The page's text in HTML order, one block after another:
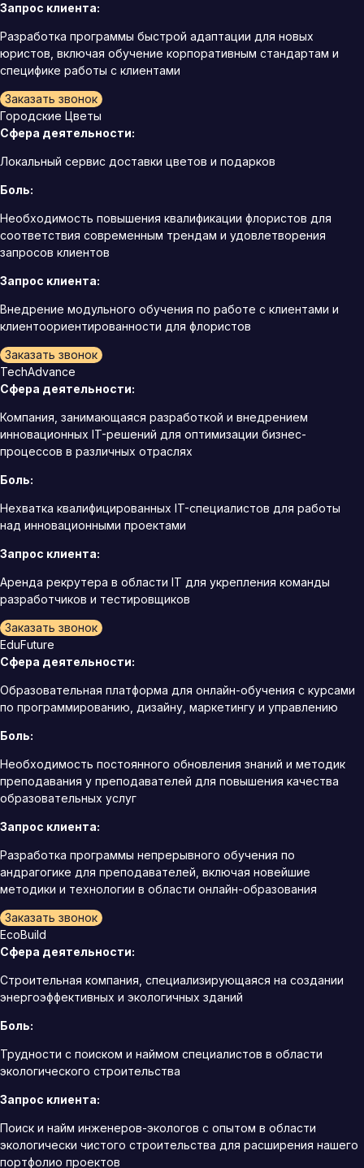
Запрос клиента:
Разработка программы быстрой адаптации для новых
юристов, включая обучение корпоративным стандартам и
специфике работы с клиентами
Заказать звонок
Городские Цветы
Сфера деятельности:
Локальный сервис доставки цветов и подарков
Боль:
Необходимость повышения квалификации флористов для
соответствия современным трендам и удовлетворения
запросов клиентов
Запрос клиента:
Внедрение модульного обучения по работе с клиентами и
клиентоориентированности для флористов
Заказать звонок
TechAdvance
Сфера деятельности:
Компания, занимающаяся разработкой и внедрением
инновационных IT-решений для оптимизации бизнес-
процессов в различных отраслях
Боль:
Нехватка квалифицированных IT-специалистов для работы
над инновационными проектами
Запрос клиента:
Аренда рекрутера в области IT для укрепления команды
разработчиков и тестировщиков
Заказать звонок
EduFuture
Сфера деятельности:
Образовательная платформа для онлайн-обучения с курсами
по программированию, дизайну, маркетингу и управлению
Боль:
Необходимость постоянного обновления знаний и методик
преподавания у преподавателей для повышения качества
образовательных услуг
Запрос клиента:
Разработка программы непрерывного обучения по
андрагогике для преподавателей, включая новейшие
методики и технологии в области онлайн-образования
Заказать звонок
EcoBuild
Сфера деятельности:
Строительная компания, специализирующаяся на создании
энергоэффективных и экологичных зданий
Боль:
Трудности с поиском и наймом специалистов в области
экологического строительства
Запрос клиента:
Поиск и найм инженеров-экологов с опытом в области
экологически чистого строительства для расширения нашего
портфолио проектов